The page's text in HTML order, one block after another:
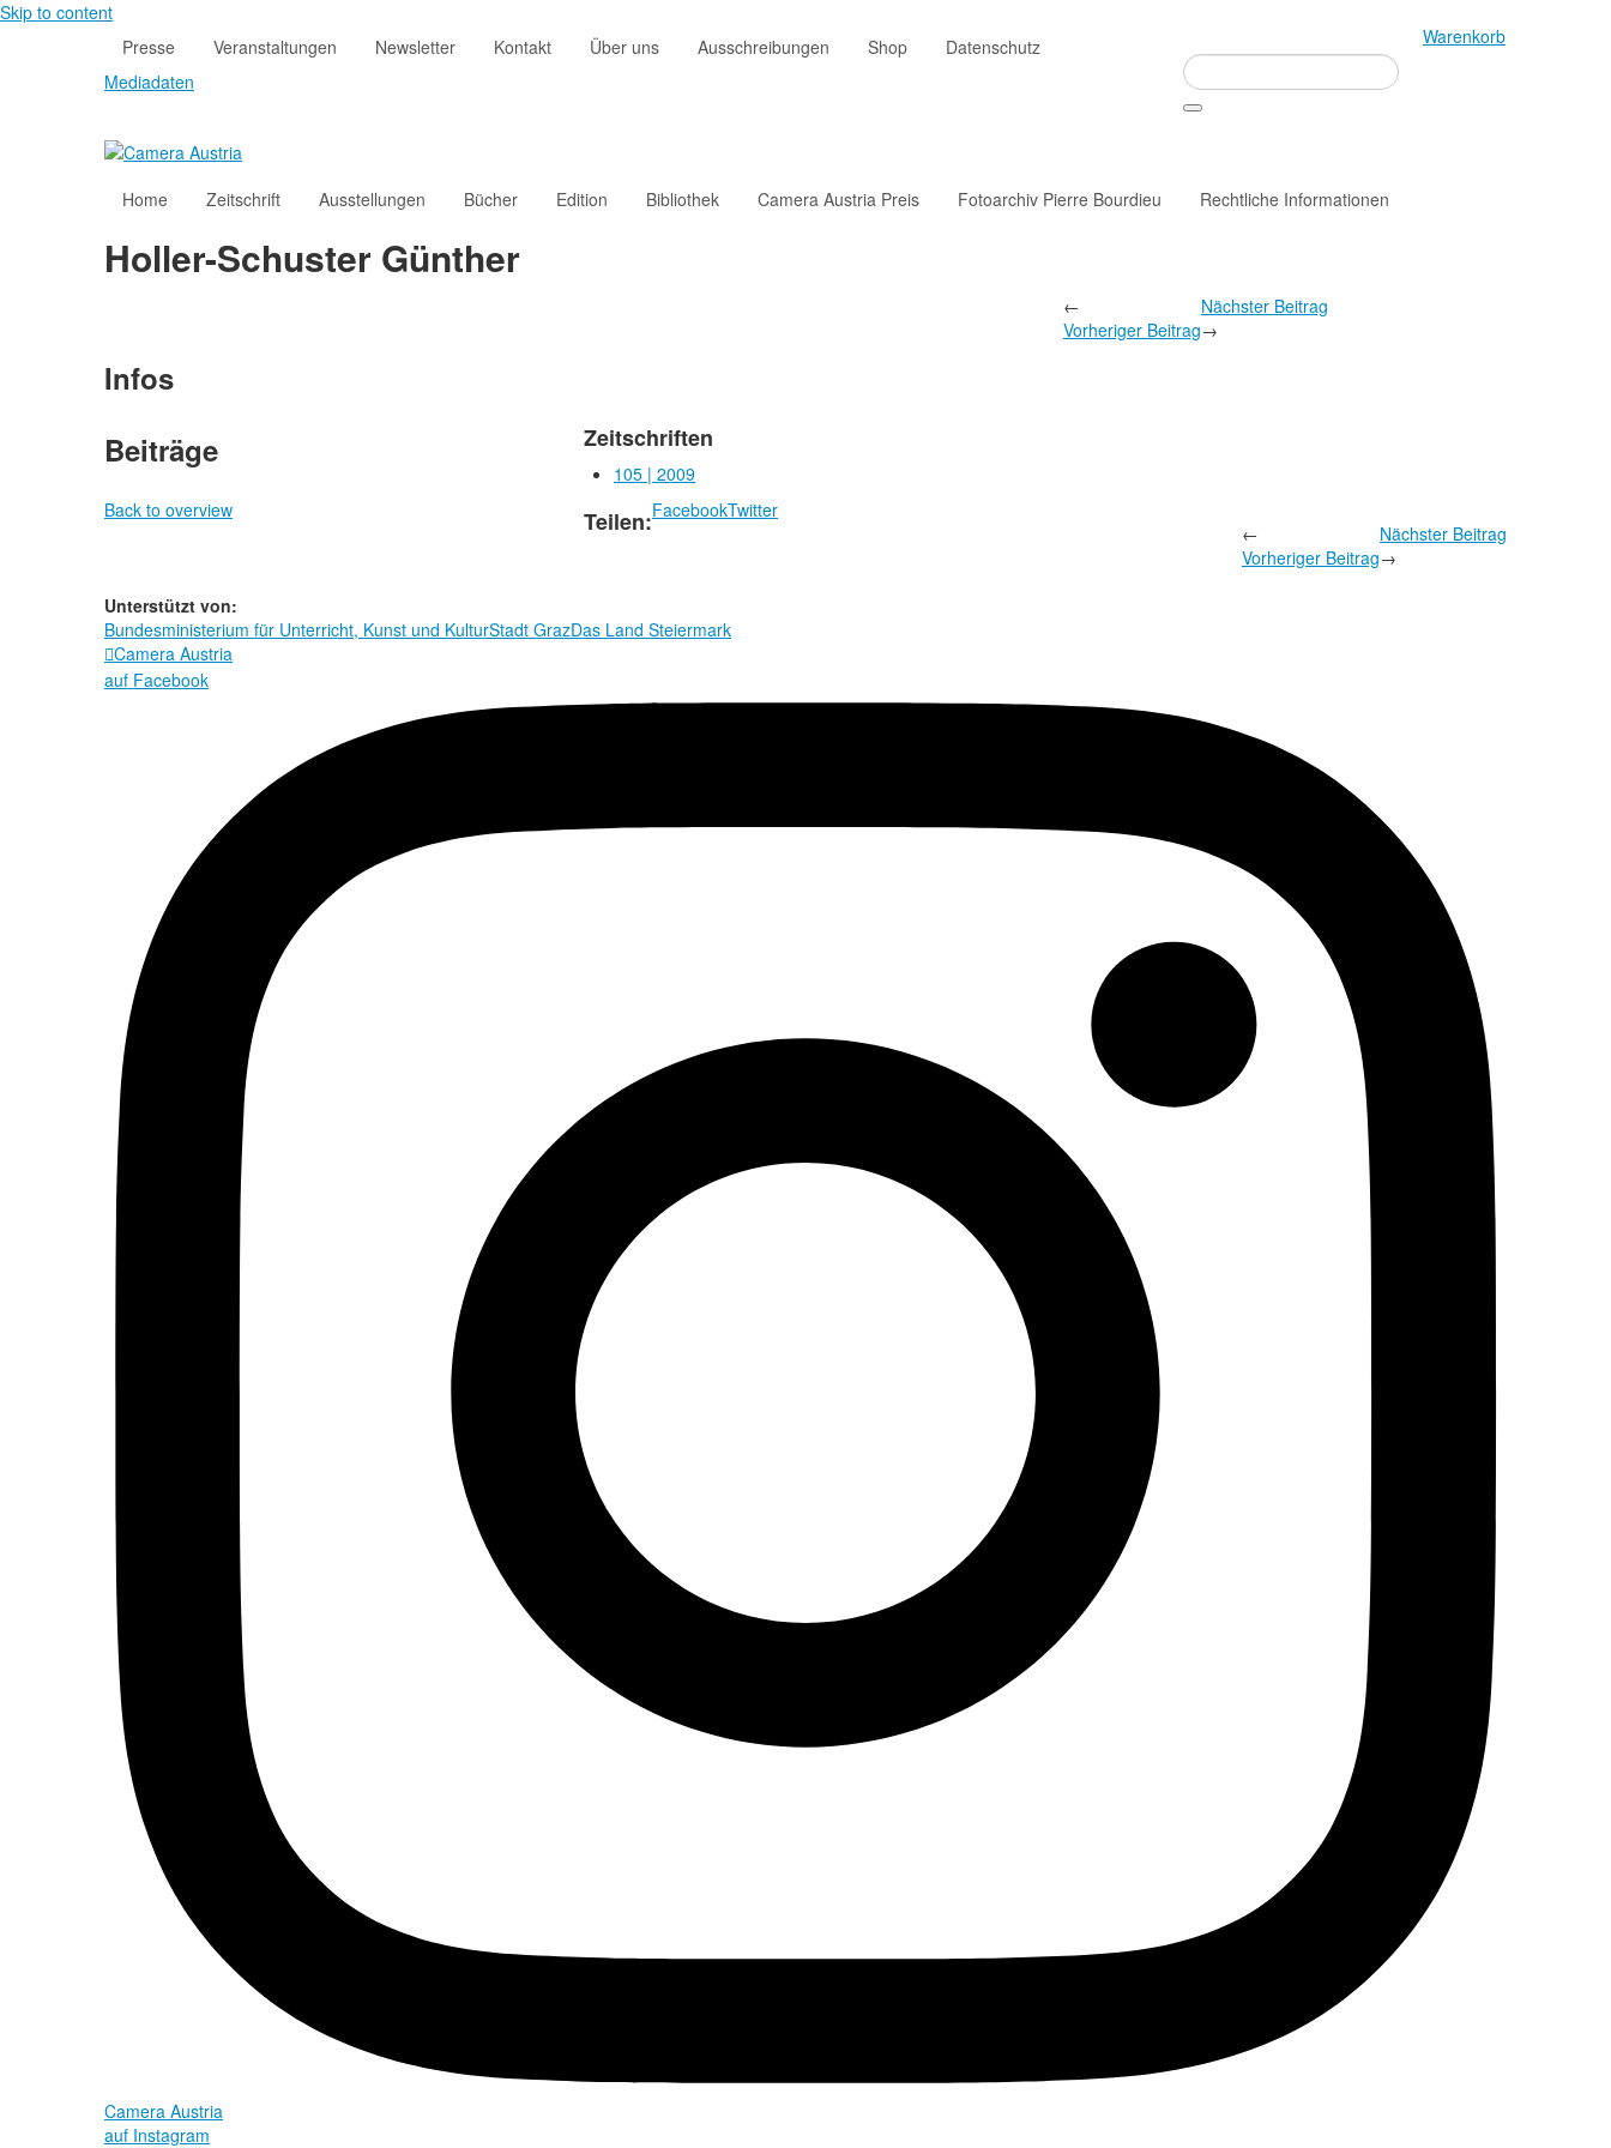
Skip to content
Presse
Veranstaltungen Newsletter Kontakt Über uns Ausschreibungen Shop
Datenschutz
Mediadaten
Warenkorb
Home Zeitschrift Ausstellungen Bücher Edition Bibliothek Camera Austria Preis Fotoarchiv Pierre Bourdieu Rechtliche Informationen
Holler-Schuster Günther
←
Vorheriger Beitrag
Nächster Beitrag
→
Infos
Beiträge
Zeitschriften
105 | 2009
Back to overview
Teilen:FacebookTwitter
←
Vorheriger Beitrag
Nächster Beitrag
→
Unterstützt von:
Bundesministerium für Unterricht, Kunst und KulturStadt GrazDas Land Steiermark
Camera Austria
auf Facebook
Camera Austria
auf Instagram